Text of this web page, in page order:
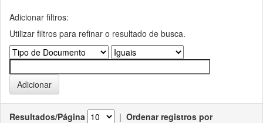
Adicionar filtros:
Utilizar filtros para refinar o resultado de busca.
Resultados/Página | Ordenar registros por